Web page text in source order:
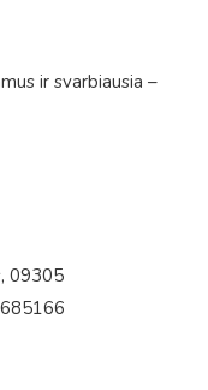
ir svarbiausia –
09305